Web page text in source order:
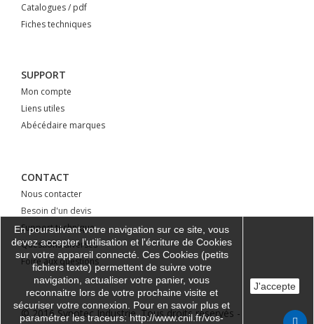
Catalogues / pdf
Fiches techniques
SUPPORT
Mon compte
Liens utiles
Abécédaire marques
CONTACT
Nous contacter
Besoin d'un devis
Support technique
Questions diverses
Foire aux questions
© 2016 Synotec Industrie. Tous droits réservés -
En poursuivant votre navigation sur ce site, vous
devez accepter l’utilisation et l'écriture de Cookies
sur votre appareil connecté. Ces Cookies (petits
fichiers texte) permettent de suivre votre
navigation, actualiser votre panier, vous
reconnaitre lors de votre prochaine visite et
sécuriser votre connexion. Pour en savoir plus et
paramétrer les traceurs: http://www.cnil.fr/vos-
J'accepte